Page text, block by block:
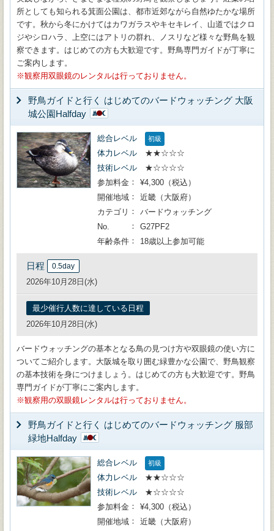
所としても知られる箕面公園は、都市近郊ながら自然ゆたかな場所
です。秋から冬にかけてはカワガラスやキセキレイ、山道ではクロ
ジやシロハラ、上空にはアトリの群れ、ノスリなど様々な野鳥を観
察できます。はじめての方も大歓迎です。野鳥専門ガイドが丁寧に
ご案内します。
観察用双眼鏡のレンタルは行っておりません。
野鳥ガイドと行く はじめてのバードウォッチング 大阪
城公園Halfday
総合レベル 初級
体力レベル
★★☆☆☆
技術レベル
★☆☆☆☆
参加料金
¥4,300（税込）
開催地域
近畿（大阪府）
カテゴリ
バードウォッチング
No.
G27PF2
年齢条件
18歳以上参加可能
日程 0.5day
2026年10月28日(水)
最少催行人数に達している日程
2026年10月28日(水)
バードウォッチングの基本となる鳥の見つけ方や双眼鏡の使い方に
ついてご紹介します。大阪城を取り囲む緑豊かな公園で、野鳥観察
の基本技術を身につけましょう。はじめての方も大歓迎です。野鳥
専門ガイドが丁寧にご案内します。
観察用の双眼鏡レンタルは行っておりません。
野鳥ガイドと行く はじめてのバードウォッチング 服部
緑地Halfday
総合レベル 初級
体力レベル
★★☆☆☆
技術レベル
★☆☆☆☆
参加料金
¥4,300（税込）
開催地域
近畿（大阪府）